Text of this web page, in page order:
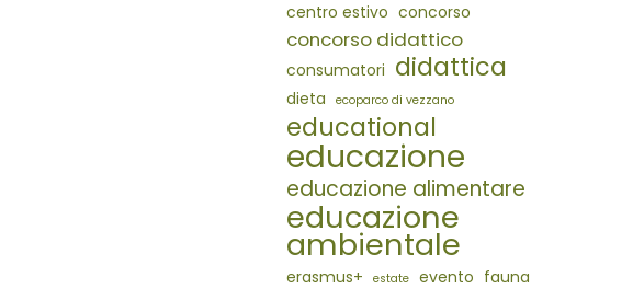
centro estivo concorso
concorso didattico
consumatori didattica
dieta ecoparco di vezzano
educational
educazione
educazione alimentare
educazione
ambientale
erasmus+ estate evento fauna